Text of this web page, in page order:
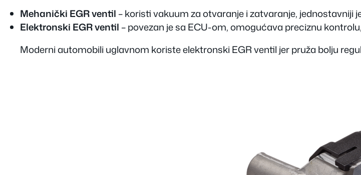
Mehanički EGR ventil – koristi vakuum za otvaranje i zatvaranje, jednostavniji
Elektronski EGR ventil – povezan je sa ECU-om, omogućava preciznu
Moderni automobili uglavnom koriste elektronski EGR ventil jer pruža bolju